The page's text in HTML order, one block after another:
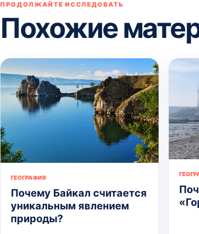
ПРОДОЛЖАЙТЕ ИССЛЕДОВАТЬ
Похожие
ГЕОГРАФИЯ
Почему Байкал считается
уникальным явлением
природы?